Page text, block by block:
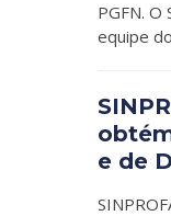
PGFN. O
equipe
e de